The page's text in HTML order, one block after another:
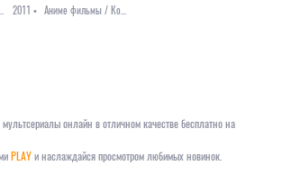
/ Романтика
2011 •
Аниме фильмы / Комедия / Этти
онлайн в отличном качестве бесплатно на
PLAYи наслаждайся просмотром любимых новинок.